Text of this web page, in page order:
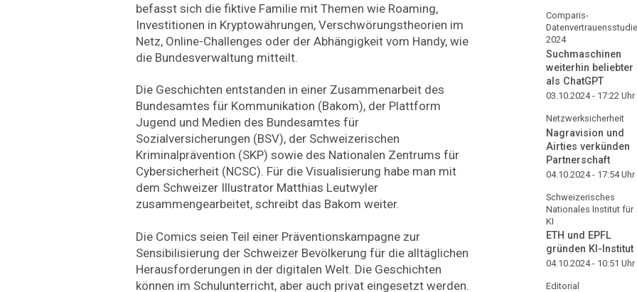
befasst sich die fiktive Familie mit Themen wie Roaming,
Investitionen in Kryptowährungen, Verschwörungstheorien im
Netz, Online-Challenges oder der Abhängigkeit vom Handy, wie
die Bundesverwaltung mitteilt.
Die Geschichten entstanden in einer Zusammenarbeit des
Bundesamtes für Kommunikation (Bakom), der Plattform
Jugend und Medien des Bundesamtes für
Sozialversicherungen (BSV), der Schweizerischen
Kriminalprävention (SKP) sowie des Nationalen Zentrums für
Cybersicherheit (NCSC). Für die Visualisierung habe man mit
dem Schweizer Illustrator Matthias Leutwyler
zusammengearbeitet, schreibt das Bakom weiter.
Die Comics seien Teil einer Präventionskampagne zur
Sensibilisierung der Schweizer Bevölkerung für die alltäglichen
Herausforderungen in der digitalen Welt. Die Geschichten
können im Schulunterricht, aber auch privat eingesetzt werden.
Comparis-
Datenvertrauensstudie
2024
Suchmaschinen
weiterhin beliebter
als ChatGPT
03.10.2024 - 17:22 Uhr
Netzwerksicherheit
Nagravision und
Airties verkünden
Partnerschaft
04.10.2024 - 17:54Uhr
Schweizerisches
Nationales Institut für
KI
ETH und EPFL
gründen KI-Institut
04.10.2024 - 10:51 Uhr
Editorial